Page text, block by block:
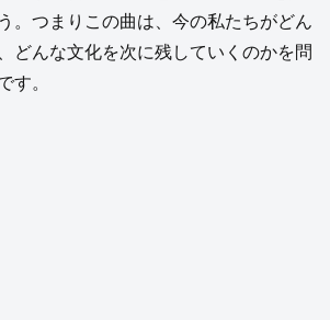
。つまりこの曲は、今の私たちがどん
どんな文化を次に残していくのかを問
す。